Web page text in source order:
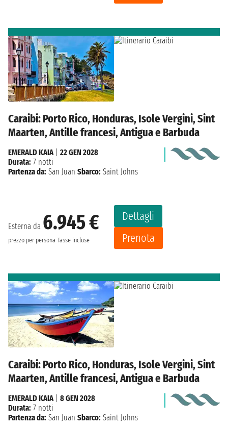
Caraibi: Porto Rico, Honduras, Isole Vergini, Sint
Maarten, Antille francesi, Antigua e Barbuda
Esterna da 6.945 €
prezzo per persona Tasse incluse
Dettagli
Prenota
EMERALD KAIA| 22 GEN 2028
Durata: 7 notti
Partenza da: San Juan Sbarco: Saint Johns
Caraibi: Porto Rico, Honduras, Isole Vergini, Sint
Maarten, Antille francesi, Antigua e Barbuda
EMERALD KAIA
8 GEN 2028
Durata: 7 notti
Partenza da: San Juan Sbarco: Saint Johns